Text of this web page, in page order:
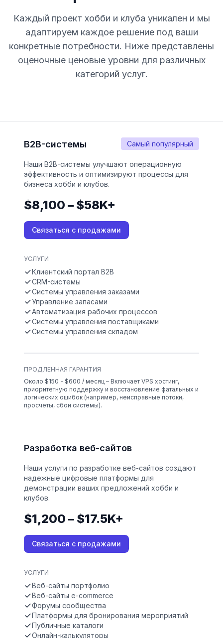
Каждый проект хобби и клуба уникален и мы
адаптируем каждое решение под ваши
конкретные потребности. Ниже представлены
оценочные ценовые уровни для различных
категорий услуг.
Самый популярный
B2B-системы
Наши B2B-системы улучшают операционную
эффективность и оптимизируют процессы для
бизнеса хобби и клубов.
$8,100 – $58K+
Связаться с продажами
УСЛУГИ
Клиентский портал B2B
CRM-системы
Системы управления заказами
Управление запасами
Автоматизация рабочих процессов
Системы управления поставщиками
Системы управления складом
ПРОДЛЕННАЯ ГАРАНТИЯ
Около $150 - $600 / месяц – Включает VPS хостинг,
приоритетную поддержку и восстановление фатальных и
логических ошибок (например, неисправные потоки,
просчеты, сбои системы).
Разработка веб-сайтов
Наши услуги по разработке веб-сайтов создают
надежные цифровые платформы для
демонстрации ваших предложений хобби и
клубов.
$1,200 – $17.5K+
Связаться с продажами
УСЛУГИ
Веб-сайты портфолио
Веб-сайты e-commerce
Форумы сообщества
Платформы для бронирования мероприятий
Публичные каталоги
Онлайн-калькуляторы